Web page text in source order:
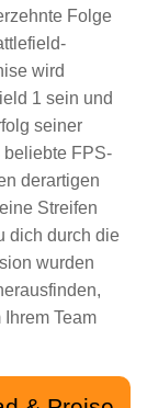
Folge
wird
1 sein und
seiner
beliebte FPS-
derartigen
Streifen
dich durch die
wurden
Team